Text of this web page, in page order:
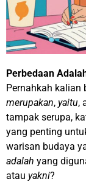
Perbedaan
Pernahkah kalian
merupakan, yaitu,
tampak serupa,
yang penting
warisan budaya
adalah yang
atau yakni?